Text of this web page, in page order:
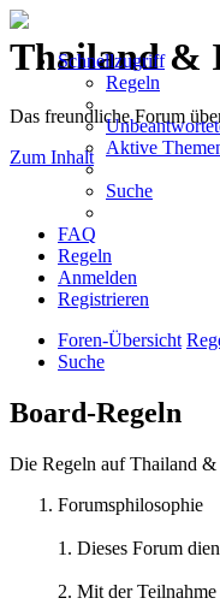
Thailand &
Das freundliche Forum
Zum Inhalt
Schnellzugriff
Regeln
Aktive
Suche
FAQ
Regeln
Anmelden
Registrieren
Foren-Übersicht
Suche
Board-Regeln
Die Regeln auf Thailand &
Forumsphilosophie
1. Dieses Forum
2. Mit der